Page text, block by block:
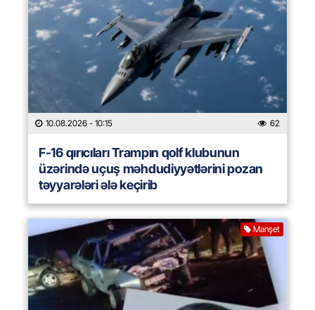
10.08.2026 - 10:15 62
F-16 qırıcıları Trampın qolf klubunun
üzərində uçuş məhdudiyyətlərini pozan
təyyarələri ələ keçirib
Manşet